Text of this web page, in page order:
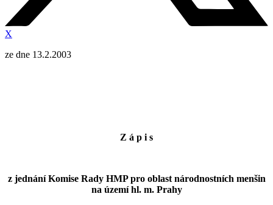
X
ze dne 13.2.2003
Z á p i s
z jednání Komise Rady HMP pro oblast národnostních menšin
na území hl. m. Prahy